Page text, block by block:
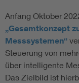
Anfang Oktober
„Gesamtkonzept
Messsystemen“
Steuerung von
über intelligente
Das Zielbild ist